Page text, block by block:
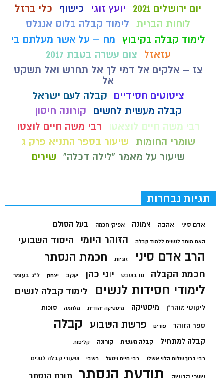
יום ירושלים 2021
יועץ זוגי כישוף
כלי ברזל
לוחות הברית לימוד קבלה בלוס אנגלס
לימוד קבלה בקיבוץ מח – על אשר מעלתם בי
עזאזל
צום עשרה בטבת 2017
צז – אלקים אל דמי לך אל תחרש ואל תשקט
אל
ציטוטים חסידיים
קבלה לעם ישראל
קבלה מעשית לחשים
קורונה חיסון
רבי משה חיים לוצאטו
רבי משה חיים לוצטו
שומרי החומות שיעור בספר התניא פרק ג
שיעור על מאמר "לילה דכלה" שירים
תגיות נבחרות
אדם סיני אהבה אמונה אפיקי חכמה בעל הסולם
האם מותר לנשים ללמוד קבלה הזוהר היומי היסוד השבועי
הרב אדם סיני זוגיות חכמת הנסתר
חכמת הקבלה טו בשבט יוני כהן יעקב יצחק ל"ג בעומר
לימודי חסידות לנשים לימוד קבלה לנשים
ליקוטי מוהר"ן מיסטיקה מיסטיקה יהודית מלחמה סוכות
ספר הזוהר פורים פרשת השבוע קבלה
קבלה למתחיל קבלה מעשית קורונה קליפות
רבי ברוך שלום הלוי אשלג רבי חיים ויטאל רשבי שיעורי קבלה לנשים
שערי קדושה תודעת הנסתר תורת הנסתר